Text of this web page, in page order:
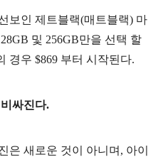
보인 제트블랙(매트블랙) 마
및 256GB만을 선택 할
경우 $869 부터 시작된다.
싸진다.
은 새로운 것이 아니며, 아이